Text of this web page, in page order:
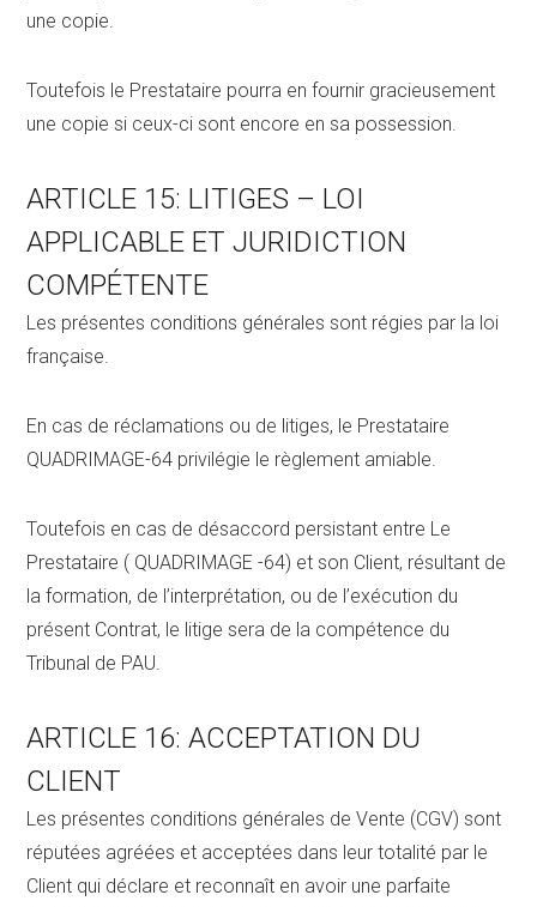
une copie.
Toutefois le Prestataire pourra en fournir gracieusement
une copie si ceux-ci sont encore en sa possession.
ARTICLE 15: LITIGES – LOI
APPLICABLE ET JURIDICTION
COMPÉTENTE
Les présentes conditions générales sont régies par la loi
française.
En cas de réclamations ou de litiges, le Prestataire
QUADRIMAGE-64 privilégie le règlement amiable.
Toutefois en cas de désaccord persistant entre Le
Prestataire ( QUADRIMAGE -64) et son Client, résultant de
la formation, de l’interprétation, ou de l’exécution du
présent Contrat, le litige sera de la compétence du
Tribunal de PAU.
ARTICLE 16: ACCEPTATION DU
CLIENT
Les présentes conditions générales de Vente (CGV) sont
réputées agréées et acceptées dans leur totalité par le
Client qui déclare et reconnaît en avoir une parfaite